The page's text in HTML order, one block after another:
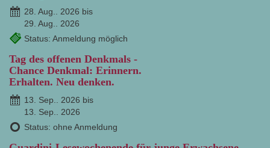
28. Aug.. 2026 bis
29. Aug.. 2026
Status: Anmeldung möglich
Tag des offenen Denkmals -
Chance Denkmal: Erinnern.
Erhalten. Neu denken.
13. Sep.. 2026 bis
13. Sep.. 2026
Status: ohne Anmeldung